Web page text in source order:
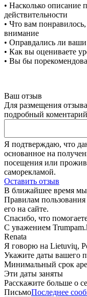
• Насколько описание
действительности
• Что вам
внимание
• Оправдались ли
• Как вы оцениваете
• Вы бы
Ваш отзыв
Для размещения
подробный коментарий
Я подтверждаю, что
основанное на
посещения или
саморекламой.
Оставить отзыв
В ближайшее время мы
Правилам
его на сайте.
Спасибо, что
С уважением
Renata
Я говорю на Lietuvių,
Укажите даты вашего
Минимальный срок
Эти даты заняты
Расскажите больше о
ПисьмоПоследнее